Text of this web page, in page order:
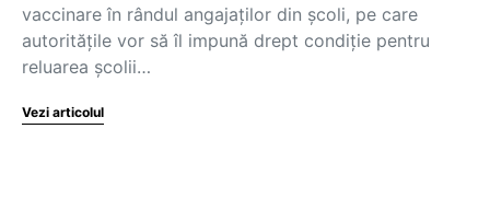
vaccinare în rândul angajaților din școli, pe care
autoritățile vor să îl impună drept condiție pentru
reluarea școlii…
Vezi articolul